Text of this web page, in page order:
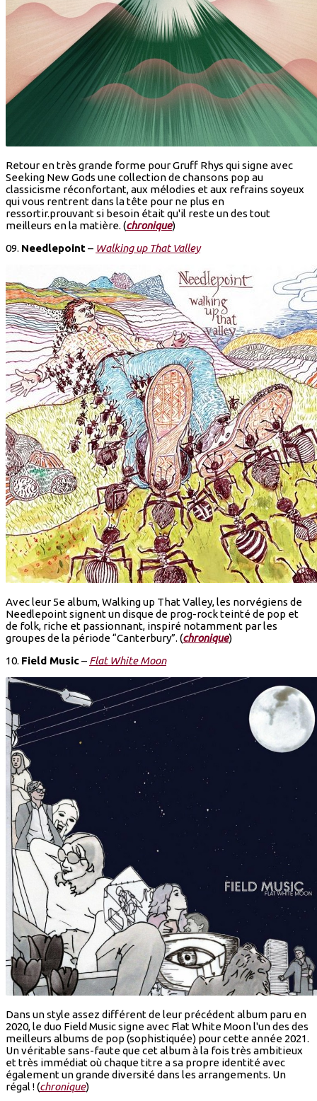
Retour en très grande forme pour Gruff Rhys qui signe avec
Seeking New Gods une collection de chansons pop au
classicisme réconfortant, aux mélodies et aux refrains soyeux
qui vous rentrent dans la tête pour ne plus en
ressortir.prouvant si besoin était qu'il reste un des tout
meilleurs en la matière. (chronique)
09. Needlepoint– Walking up That Valley
Avec leur 5e album, Walking up That Valley, les norvégiens de
Needlepoint signent un disque de prog-rock teinté de pop et
de folk, riche et passionnant, inspiré notamment par les
groupes de la période “Canterbury”. (chronique)
10. Field Music– Flat White Moon
Dans un style assez différent de leur précédent album paru en
2020, le duo Field Music signe avec Flat White Moon l'un des des
meilleurs albums de pop (sophistiquée) pour cette année 2021.
Un véritable sans-faute que cet album à la fois très ambitieux
et très immédiat où chaque titre a sa propre identité avec
également un grande diversité dans les arrangements. Un
régal ! (chronique)